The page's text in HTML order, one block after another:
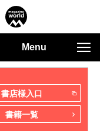
Menu
書店様入口
書籍一覧